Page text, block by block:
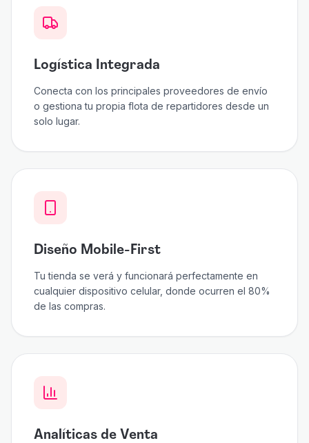
Logística Integrada
Conecta con los principales proveedores de envío
o gestiona tu propia flota de repartidores desde un
solo lugar.
Diseño Mobile-First
Tu tienda se verá y funcionará perfectamente en
cualquier dispositivo celular, donde ocurren el 80%
de las compras.
Analíticas de Venta